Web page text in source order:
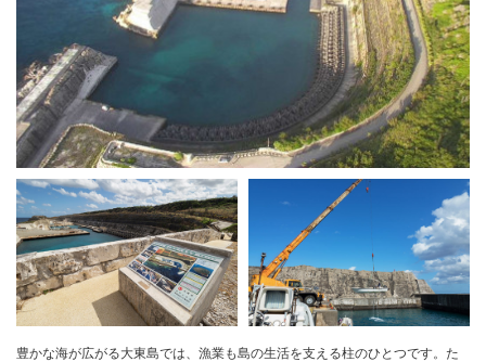
豊かな海が広がる大東島では、漁業も島の生活を支える柱のひとつです。た